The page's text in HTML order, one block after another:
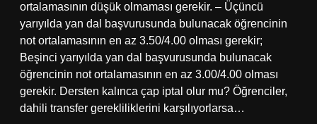
ortalamasının düşük olmaması gerekir. – Üçüncü
yarıyılda yan dal başvurusunda bulunacak öğrencinin
not ortalamasının en az 3.50/4.00 olması gerekir;
Beşinci yarıyılda yan dal başvurusunda bulunacak
öğrencinin not ortalamasının en az 3.00/4.00 olması
gerekir. Dersten kalınca çap iptal olur mu? Öğrenciler,
dahili transfer gerekliliklerini karşılıyorlarsa…